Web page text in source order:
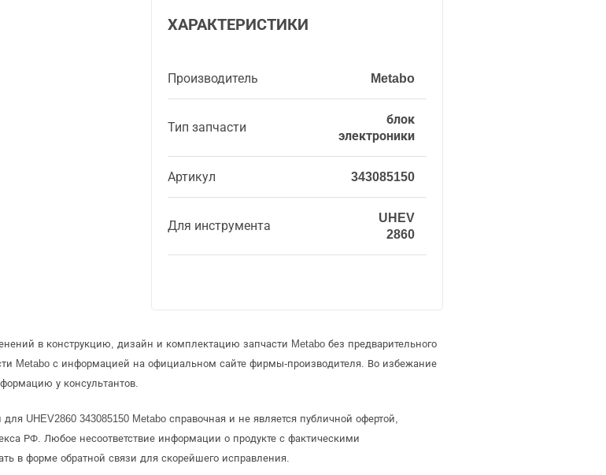
ХАРАКТЕРИСТИКИ
Производитель Metabo
Тип запчасти
блок
электроники
Артикул 343085150
Для инструмента
UHEV
2860
в конструкцию, дизайн и комплектацию запчасти Metabo без предварительного
Metabo с информацией на официальном сайте фирмы-производителя. Во избежание
у консультантов.
UHEV2860 343085150 Metabo справочная и не является публичной офертой,
РФ. Любое несоответствие информации о продукте с фактическими
в форме обратной связи для скорейшего исправления.